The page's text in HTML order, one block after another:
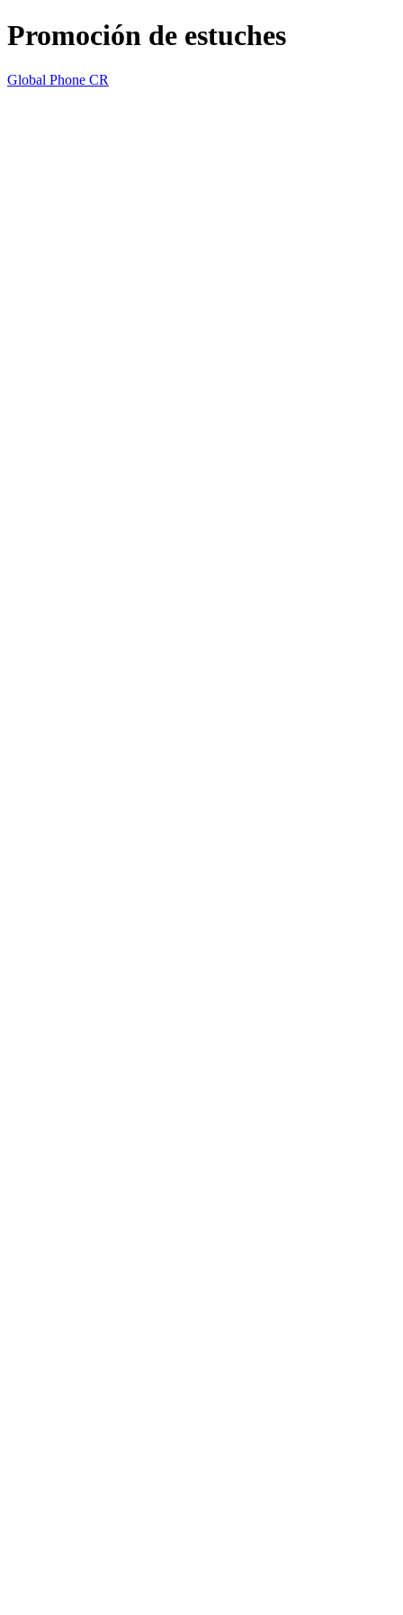
Promoción de estuches
Global Phone CR